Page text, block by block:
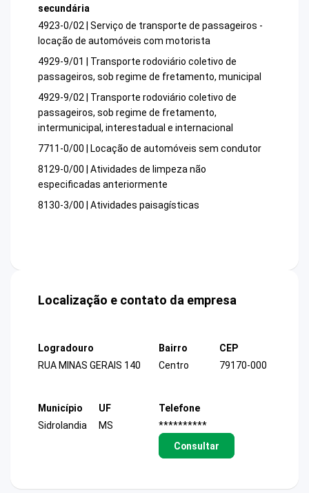
secundária
4923-0/02 | Serviço de transporte de passageiros -
locação de automóveis com motorista
4929-9/01 | Transporte rodoviário coletivo de
passageiros, sob regime de fretamento, municipal
4929-9/02 | Transporte rodoviário coletivo de
passageiros, sob regime de fretamento,
intermunicipal, interestadual e internacional
7711-0/00 | Locação de automóveis sem condutor
8129-0/00 | Atividades de limpeza não
especificadas anteriormente
8130-3/00 | Atividades paisagísticas
Localização e contato da empresa
Logradouro
RUA MINAS GERAIS 140
Bairro
Centro
CEP
79170-000
Município
Sidrolandia
UF
MS
Telefone
**********
Consultar